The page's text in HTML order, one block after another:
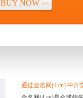
BUY NOW >>
通过金名网(4.cn) 中介